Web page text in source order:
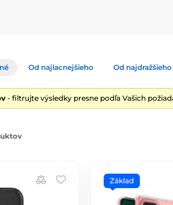
Od najlacnejšieho Od najdražšieho
- filtrujte výsledky presne podľa Vašich
Základ